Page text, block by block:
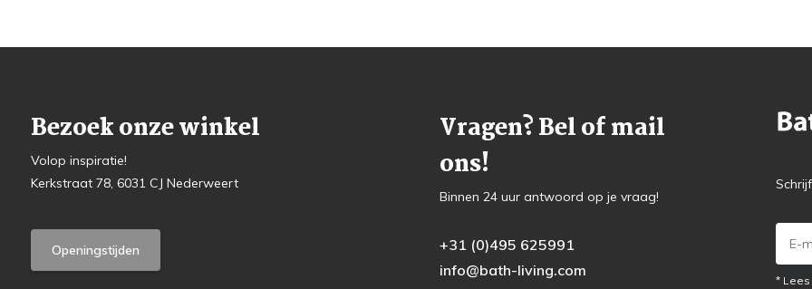
Bezoek onze winkel
Volop inspiratie!
Kerkstraat 78, 6031 CJ Nederweert
Openingstijden
Vragen? Bel of mail
ons!
Binnen 24 uur antwoord op je vraag!
+31 (0)495 625991
info@bath-living.com
*